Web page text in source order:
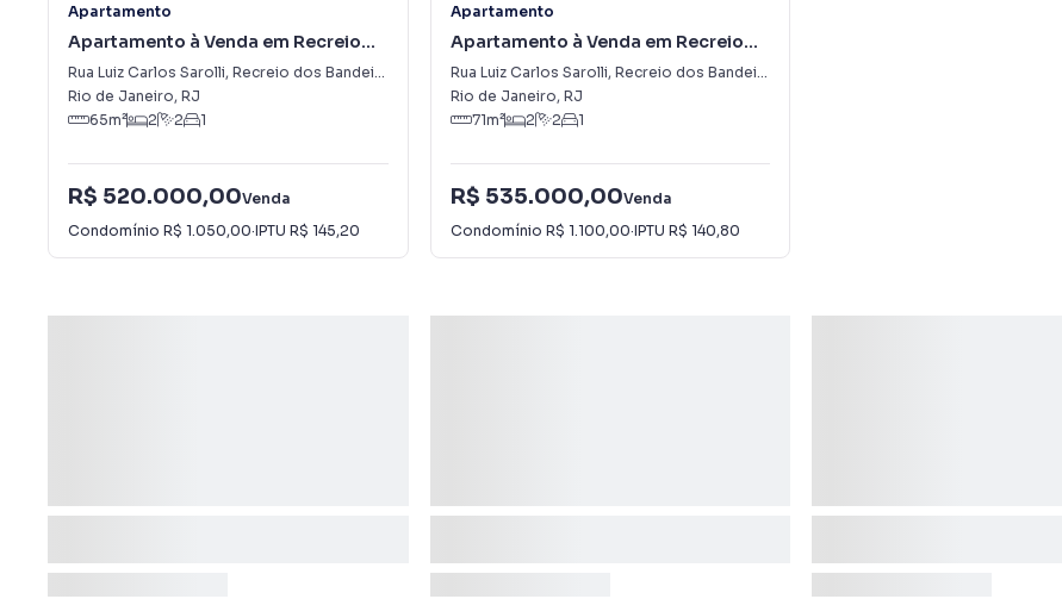
Apartamento
Apartamento à Venda em Recreio
dos Bandeirantes
Rua Luiz Carlos Sarolli, Recreio dos Bandeirantes
Rio de Janeiro, RJ
65m² 2 2 1
R$ 520.000,00Venda
Condomínio R$ 1.050,00·IPTU R$ 145,20
Apartamento
Apartamento à Venda em Recreio
dos Bandeirantes
Rua Luiz Carlos Sarolli, Recreio dos Bandeirantes
Rio de Janeiro, RJ
71m² 2 2 1
R$ 535.000,00Venda
Condomínio R$ 1.100,00·IPTU R$ 140,80